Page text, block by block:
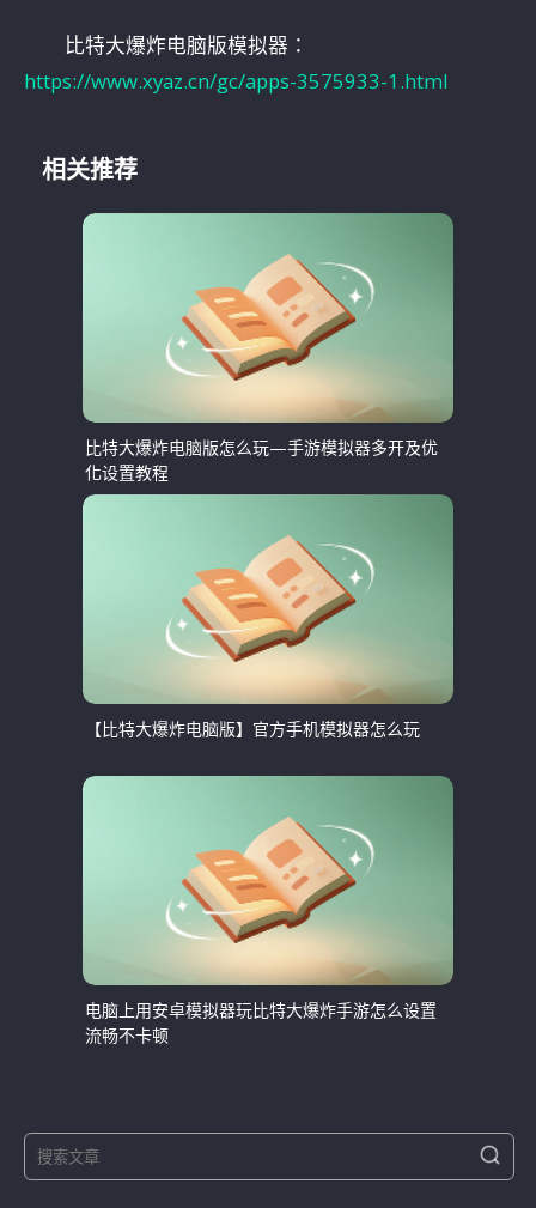
比特大爆炸电脑版模拟器：
https://www.xyaz.cn/gc/apps-3575933-1.html
相关推荐
比特大爆炸电脑版怎么玩—手游模拟器多开及优
化设置教程
【比特大爆炸电脑版】官方手机模拟器怎么玩
电脑上用安卓模拟器玩比特大爆炸手游怎么设置
流畅不卡顿
e
S
e